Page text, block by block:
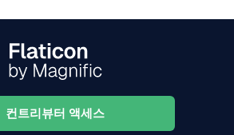
컨트리뷰터 액세스